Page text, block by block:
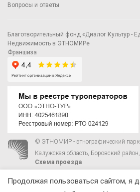
Вопросы и ответы
Благотворительный фонд «Диалог Культур -
Недвижимость в ЭТНОМИРе
Франшиза
© ЭТНОМИР - этнографический
Калужская область, Боровский
Схема проезда
Продолжая пользоваться сайтом, я